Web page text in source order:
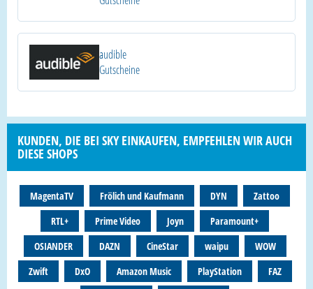
audible
Gutscheine
KUNDEN, DIE BEI SKY EINKAUFEN, EMPFEHLEN WIR AUCH
DIESE SHOPS
MagentaTV Frölich und Kaufmann DYN
Zattoo
RTL+
Prime Video Joyn
Paramount+
OSIANDER
DAZN CineStar waipu
WOW
Zwift
DxO Amazon Music PlayStation
FAZ